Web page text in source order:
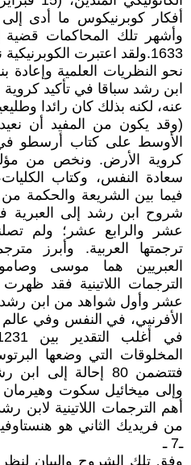
أفكار كوبرنيكوس ما أدى إلى
وأشهر تلك المحاكمات قضية
1633.ولقد اعتبرت
نحو النظريات العلمية وإعادة
ابن رشد سباقا في تأكيد
عنه، لكنه بذلك كان رائدا
(وقد يكون من المفيد أن
الأوسط على كتاب أرسطو
كروية الأرض. ونخص من
سعادة النفس، وكتاب
فيما بين الشريعة والحكمة
شروح ابن رشد إلى العبرية
عشر والرابع عشر؛ ولم
ترجمتها العربية. وأبرز
العبريين هما موسى
الترجمات اللاتينية فقد
عشر وأول شواهد من ابن رشد
الأفرنيي، في النفس وفي
فتتضمن 80 إحالة
وإلى ميخائيل سكوت وهيرمان
أهم الترجمات اللاتينية لابن
من فريديك الثاني هو
ـ7 ـ
وفق تلك الشروح والبيان